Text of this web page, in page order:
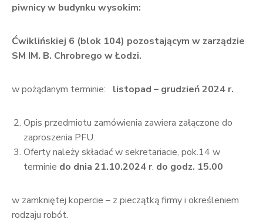
piwnicy w budynku wysokim:
Ćwiklińskiej 6 (blok 104) pozostającym w zarządzie
SM IM. B. Chrobrego w Łodzi.
w pożądanym terminie: listopad – grudzień 2024 r.
Opis przedmiotu zamówienia zawiera załączone do
zaproszenia PFU.
Oferty należy składać w sekretariacie, pok.14 w
terminie do dnia 21.10.2024 r. do godz. 15.00
w zamkniętej kopercie – z pieczątką firmy i określeniem
rodzaju robót.